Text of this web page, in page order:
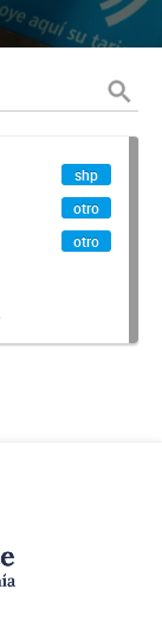
shp
otro
otro